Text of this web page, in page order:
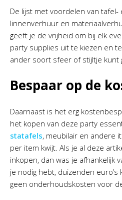
De lijst met voordelen van
linnenverhuur en
geeft je de vrijheid om bij elk
party supplies uit te kiezen en
ander soort sfeer of stijltje kunt
Bespaar op de
Daarnaast is het erg
het kopen van deze party
statafels, meubilair en andere
per item kwijt. Als je al deze
inkopen, dan was je afhankelijk
je nodig hebt, duizenden euro’s
geen onderhoudskosten voor